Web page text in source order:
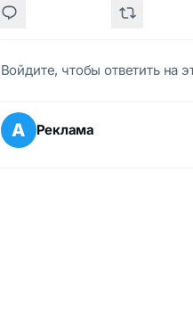
Войдите, чтобы ответить на
А Реклама